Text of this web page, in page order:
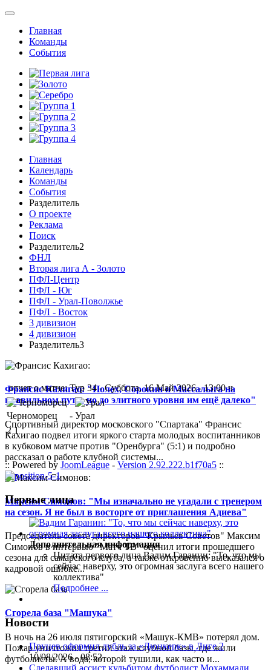
Главная
Команды
События
Главная
Календарь
Команды
События
Разделитель
О проекте
Реклама
Поиск
Разделитель2
ФНЛ
Вторая лига А - Золото
ПФЛ-Центр
ПФЛ - Юг
ПФЛ - Урал-Поволжье
ПФЛ - Восток
3 дивизион
4 дивизион
Разделитель3
Франсис Кахигао: "Полех, Сорокин и Массалыга на
правильном пути, но до элитного уровня им ещё далеко"
Спортивный директор московского "Спартака" Франсис
Кахигао подвел итоги яркого старта молодых воспитанников
в кубковом матче против "Оренбурга" (5:1) и подробно
рассказал о работе клубной системы...
Максим Симонов: "Мы изначально не угадали с тренером
на сезон. Я не был в восторге от приглашения Адиева"
Председатель совета директоров "Крыльев Советов" Максим
Симонов в интервью "Матч ТВ" оценил итоги прошедшего
сезона для самарского клуба, а также откровенно высказался о
кадровой ошибке...
Сгорела база "Машука"
В ночь на 26 июля пятигорский «Машук-КМВ» потерял дом.
Пожар уничтожил третий этаж клубной базы, где жили
футболисты. А вода, которой тушили, как часто и...
отчет о матче: Тур 34 - Суббота, 16 Май 2026 - 13:00 ч
Черноморец - Урал
2 1
:: Powered by JoomLeague - Version 2.92.222.b1f70a5 ::
Первые лица
Дополнительная информация
Цитата первого лица Вадим Гаранин: "То, что мы
сейчас наверху, это огромная заслуга всего нашего
коллектива"
Подробнее ...
Новости
Пруцев оформил дубль за «Дюнкерк» в Лиге 2
10/08/2026 - 08:52
Сделавший ассист кульбитом футболист Мохаммади